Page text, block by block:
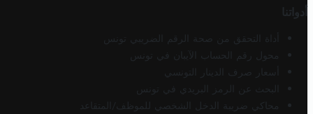
أدواتنا
أداة التحقق من صحة الرقم الضريبي تونس
محول رقم الحساب الآيبان في تونس
أسعار صرف الدينار التونسي
البحث عن الرمز البريدي في تونس
محاكي ضريبة الدخل الشخصي للموظف/المتقاعد